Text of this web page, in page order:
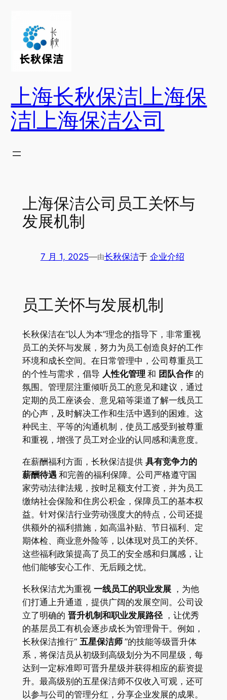
上海长秋保洁|上海保
洁|上海保洁公司
上海保洁公司员工关怀与
发展机制
7 月 1, 2025—由长秋保洁于 企业介绍
员工关怀与发展机制
长秋保洁在“以人为本”理念的指导下，非常重视
员工的关怀与发展，努力为员工创造良好的工作
环境和成长空间。在日常管理中，公司尊重员工
的个性与需求，倡导 人性化管理 和 团队合作 的
氛围 。管理层注重倾听员工的意见和建议，通过
定期的员工座谈会、意见箱等渠道了解一线员工
的心声，及时解决工作和生活中遇到的困难。这
种民主、平等的沟通机制，使员工感受到被尊重
和重视，增强了员工对企业的认同感和满意度。
在薪酬福利方面，长秋保洁提供 具有竞争力的
薪酬待遇 和完善的福利保障。公司严格遵守国
家劳动法律法规，按时足额支付工资，并为员工
缴纳社会保险和住房公积金，保障员工的基本权
益。针对保洁行业劳动强度大的特点，公司还提
供额外的福利措施，如高温补贴、节日福利、定
期体检、商业意外险等，以体现对员工的关怀。
这些福利政策提高了员工的安全感和归属感，让
他们能够安心工作、无后顾之忧。
长秋保洁尤为重视 一线员工的职业发展 ，为他
们打通上升通道，提供广阔的发展空间。公司设
立了明确的 晋升机制和职业发展路径 ，让优秀
的基层员工有机会逐步成长为管理骨干。例如，
长秋保洁推行“ 五星保洁师 ”的技能等级晋升体
系，将保洁员从初级到高级划分为不同星级，每
达到一定标准即可晋升星级并获得相应的薪资提
升。最高级别的五星保洁师不仅收入可观，还可
以参与公司的管理分红，分享企业发展的成果。